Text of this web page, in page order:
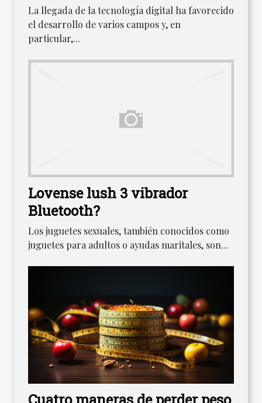
La llegada de la tecnología digital ha favorecido
el desarrollo de varios campos y, en
particular,...
Lovense lush 3 vibrador
Bluetooth?
Los juguetes sexuales, también conocidos como
juguetes para adultos o ayudas maritales, son...